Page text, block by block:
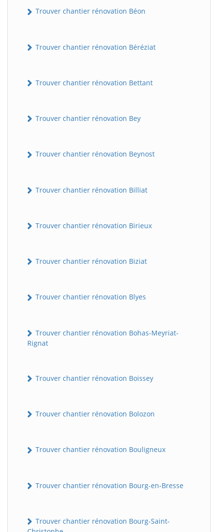
Trouver chantier rénovation Béon
Trouver chantier rénovation Béréziat
Trouver chantier rénovation Bettant
Trouver chantier rénovation Bey
Trouver chantier rénovation Beynost
Trouver chantier rénovation Billiat
Trouver chantier rénovation Birieux
Trouver chantier rénovation Biziat
Trouver chantier rénovation Blyes
Trouver chantier rénovation Bohas-Meyriat-
Rignat
Trouver chantier rénovation Boissey
Trouver chantier rénovation Bolozon
Trouver chantier rénovation Bouligneux
Trouver chantier rénovation Bourg-en-Bresse
Trouver chantier rénovation Bourg-Saint-